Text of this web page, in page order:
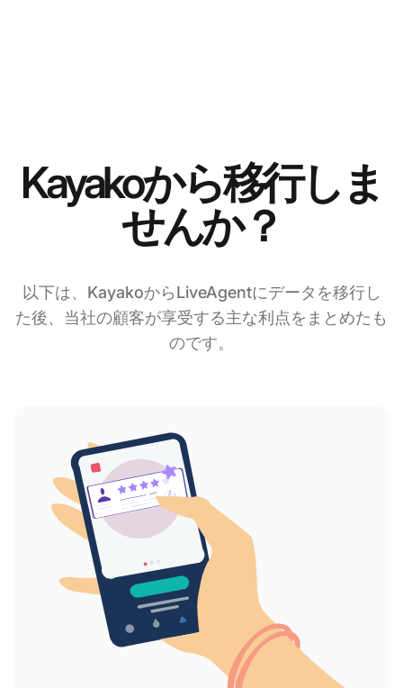
Kayakoから移行しま
せんか？
以下は、KayakoからLiveAgentにデータを移行し
た後、当社の顧客が享受する主な利点をまとめたも
のです。